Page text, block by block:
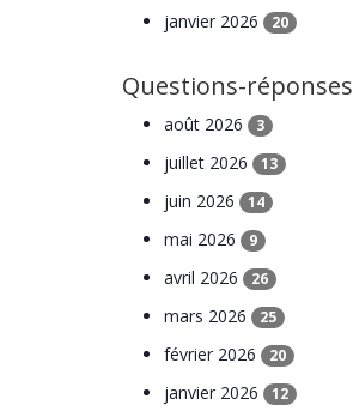
janvier 2026 20
Questions-réponses
août 2026 3
juillet 2026 13
juin 2026 14
mai 2026 9
avril 2026 26
mars 2026 25
février 2026 20
janvier 2026 12